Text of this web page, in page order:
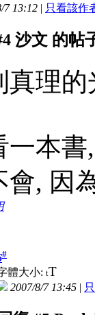
7 13:12 | 只看該作
沙文 的帖
真理
一本
會, 因
#
體大小: tT
2007/8/7 13:45 |